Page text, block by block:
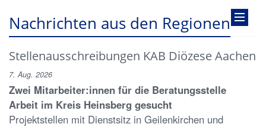
Nachrichten aus den Regionen
Stellenausschreibungen KAB Diözese Aachen
7. Aug. 2026
Zwei Mitarbeiter:innen für die Beratungsstelle
Arbeit im Kreis Heinsberg gesucht
Projektstellen mit Dienstsitz in Geilenkirchen und